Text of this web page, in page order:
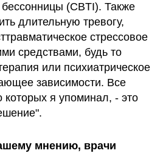
(CBTI). Также
длительную тревогу,
стрессовое
средствами, будь то
или психиатрическое
зависимости. Все
которых я упоминал, - это
мнению, врачи